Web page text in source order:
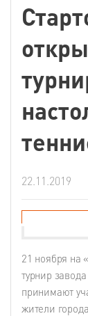
22.11.2019
21 ноября на
турнир
принимают
жители города.